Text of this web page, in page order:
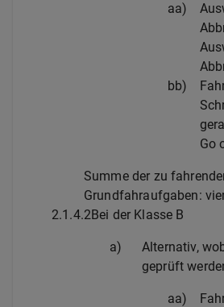
aa)
bb)
Go
Summe der zu
Grundfahraufgaben:
2.1.4.2Bei der Klasse B
a)
Alternativ,
geprüft
aa)